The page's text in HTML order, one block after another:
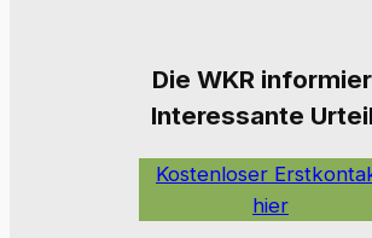
Die WKR
Interessante
Kostenloser
hier